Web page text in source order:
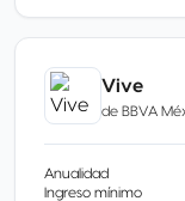
Vive
de BBVA
Anualidad
Ingreso mínimo